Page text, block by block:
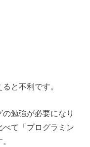
と不利です。
勉強が必要になり
べて「プログラミン